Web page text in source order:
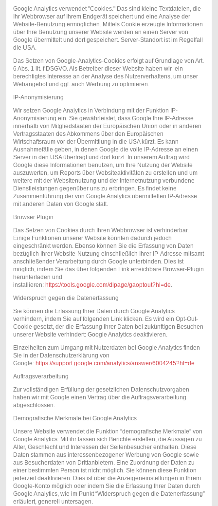
Google Analytics verwendet "Cookies." Das sind kleine Textdateien, die
Ihr Webbrowser auf Ihrem Endgerät speichert und eine Analyse der
Website-Benutzung ermöglichen. Mittels Cookie erzeugte Informationen
über Ihre Benutzung unserer Website werden an einen Server von
Google übermittelt und dort gespeichert. Server-Standort ist im Regelfall
die USA.
Das Setzen von Google-Analytics-Cookies erfolgt auf Grundlage von Art.
6 Abs. 1 lit. f DSGVO. Als Betreiber dieser Website haben wir ein
berechtigtes Interesse an der Analyse des Nutzerverhaltens, um unser
Webangebot und ggf. auch Werbung zu optimieren.
IP-Anonymisierung
Wir setzen Google Analytics in Verbindung mit der Funktion IP-
Anonymisierung ein. Sie gewährleistet, dass Google Ihre IP-Adresse
innerhalb von Mitgliedstaaten der Europäischen Union oder in anderen
Vertragsstaaten des Abkommens über den Europäischen
Wirtschaftsraum vor der Übermittlung in die USA kürzt. Es kann
Ausnahmefälle geben, in denen Google die volle IP-Adresse an einen
Server in den USA überträgt und dort kürzt. In unserem Auftrag wird
Google diese Informationen benutzen, um Ihre Nutzung der Website
auszuwerten, um Reports über Websiteaktivitäten zu erstellen und um
weitere mit der Websitenutzung und der Internetnutzung verbundene
Dienstleistungen gegenüber uns zu erbringen. Es findet keine
Zusammenführung der von Google Analytics übermittelten IP-Adresse
mit anderen Daten von Google statt.
Browser Plugin
Das Setzen von Cookies durch Ihren Webbrowser ist verhinderbar.
Einige Funktionen unserer Website könnten dadurch jedoch
eingeschränkt werden. Ebenso können Sie die Erfassung von Daten
bezüglich Ihrer Website-Nutzung einschließlich Ihrer IP-Adresse mitsamt
anschließender Verarbeitung durch Google unterbinden. Dies ist
möglich, indem Sie das über folgenden Link erreichbare Browser-Plugin
herunterladen und
installieren: https://tools.google.com/dlpage/gaoptout?hl=de.
Widerspruch gegen die Datenerfassung
Sie können die Erfassung Ihrer Daten durch Google Analytics
verhindern, indem Sie auf folgenden Link klicken. Es wird ein Opt-Out-
Cookie gesetzt, der die Erfassung Ihrer Daten bei zukünftigen Besuchen
unserer Website verhindert: Google Analytics deaktivieren.
Einzelheiten zum Umgang mit Nutzerdaten bei Google Analytics finden
Sie in der Datenschutzerklärung von
Google: https://support.google.com/analytics/answer/6004245?hl=de.
Auftragsverarbeitung
Zur vollständigen Erfüllung der gesetzlichen Datenschutzvorgaben
haben wir mit Google einen Vertrag über die Auftragsverarbeitung
abgeschlossen.
Demografische Merkmale bei Google Analytics
Unsere Website verwendet die Funktion “demografische Merkmale” von
Google Analytics. Mit ihr lassen sich Berichte erstellen, die Aussagen zu
Alter, Geschlecht und Interessen der Seitenbesucher enthalten. Diese
Daten stammen aus interessenbezogener Werbung von Google sowie
aus Besucherdaten von Drittanbietern. Eine Zuordnung der Daten zu
einer bestimmten Person ist nicht möglich. Sie können diese Funktion
jederzeit deaktivieren. Dies ist über die Anzeigeneinstellungen in Ihrem
Google-Konto möglich oder indem Sie die Erfassung Ihrer Daten durch
Google Analytics, wie im Punkt “Widerspruch gegen die Datenerfassung”
erläutert, generell untersagen.